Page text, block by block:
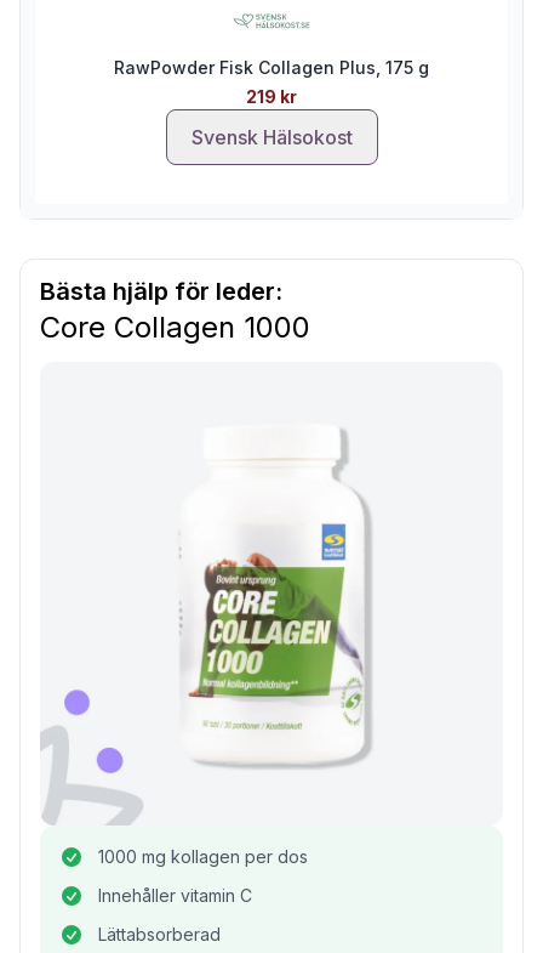
RawPowder Fisk Collagen Plus, 175 g
219 kr
Svensk Hälsokost
Bästa hjälp för leder:
Core Collagen 1000
1000 mg kollagen per dos
Innehåller vitamin C
Lättabsorberad